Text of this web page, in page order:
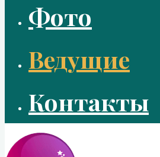
Фото
Ведущие
Контакты